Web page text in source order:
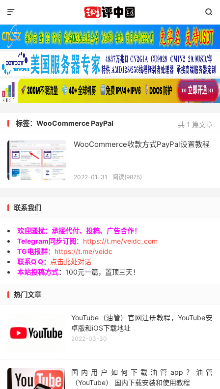


共 1 篇文章
标签：WooCommerce PayPal
WooCommerce收款方式PayPal设置教程
2022-01-31 阅读(9875)
联系我们
欢迎骚扰：承接代付、投稿、广告合作！
Telegram同步订阅： https://t.me/veidc_com
TG电报群： https://t.me/veidc
联系Q Q：
点击此处对话
本站投稿方式： 100元一篇，置顶三天！
热门文章
YouTube（油管）官网注册教程，YouTube安
卓版和iOS下载地址
2022-03-30
国内用户如何下载油管app？油管
（YouTube） 国内下载安装和使用教程